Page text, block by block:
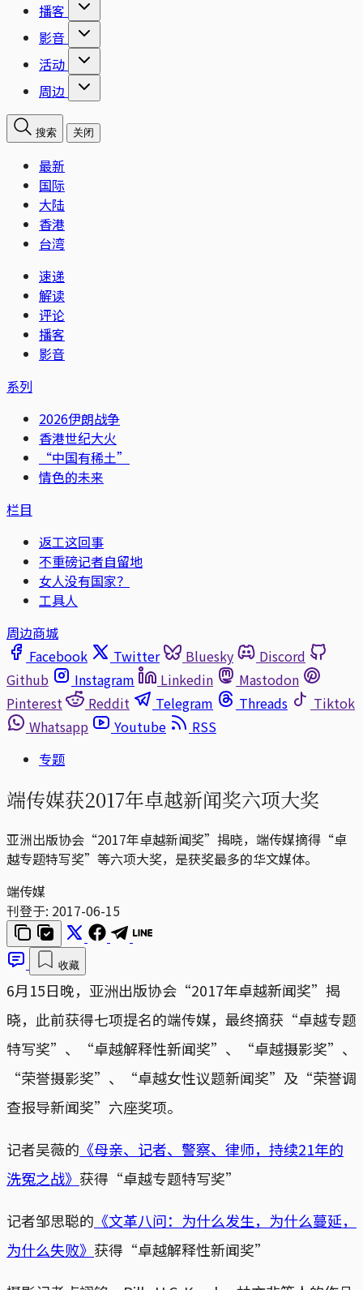
播客
影音
活动
周边
搜索 关闭
最新
国际
大陆
香港
台湾
速递
解读
评论
播客
影音
系列
2026伊朗战争
香港世纪大火
“中国有稀土”
情色的未来
栏目
返工这回事
不重磅记者自留地
女人没有国家？
工具人
周边商城
Facebook
Twitter Bluesky
Discord
Github
Instagram Linkedin
Mastodon
Pinterest
Reddit Telegram Threads
Tiktok
Whatsapp
Youtube
RSS
专题
端传媒获2017年卓越新闻奖六项大奖
亚洲出版协会“2017年卓越新闻奖”揭晓，端传媒摘得“卓
越专题特写奖”等六项大奖，是获奖最多的华文媒体。
端传媒
刊登于: 2017-06-15
收藏
6月15日晚，亚洲出版协会“2017年卓越新闻奖”揭
晓，此前获得七项提名的端传媒，最终摘获“卓越专题
特写奖”、“卓越解释性新闻奖”、“卓越摄影奖”、
“荣誉摄影奖”、“卓越女性议题新闻奖”及“荣誉调
查报导新闻奖”六座奖项。
记者吴薇的 《母亲、记者、警察、律师，持续21年的
洗冤之战》 获得“卓越专题特写奖”
记者邹思聪的 《文革八问：为什么发生，为什么蔓延，
为什么失败》 获得“卓越解释性新闻奖”